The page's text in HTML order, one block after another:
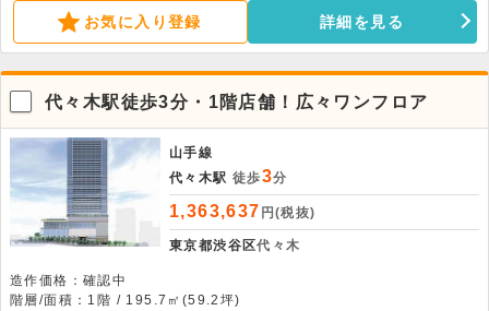
お気に入り登録 詳細を見る
代々木駅徒歩3分・1階店舗！広々ワンフロア
山手線
代々木駅 徒歩3分
1,363,637 円(税抜)
東京都渋谷区代々木
造作価格：確認中
階層/面積：1階 / 195.7㎡(59.2坪)